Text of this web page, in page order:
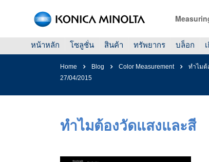
หน้าหลัก โซลูชั่น สินค้า ทรัพยากร บล็อก
Home Blog Color Measurement
ทำไมต้
27/04/2015
ทำไมต้องวัดแสงและสี